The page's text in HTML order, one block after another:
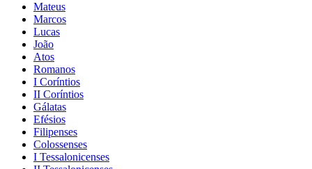
Mateus
Marcos
Lucas
João
Atos
Romanos
I Coríntios
II Coríntios
Gálatas
Efésios
Filipenses
Colossenses
I Tessalonicenses